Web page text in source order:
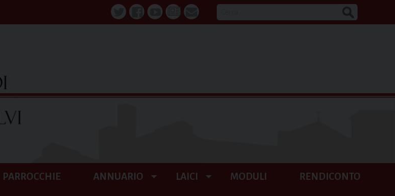
TwitterFacebookYoutube
La webmail
PARROCCHIE ANNUARIO LAICI MODULI RENDICONTO